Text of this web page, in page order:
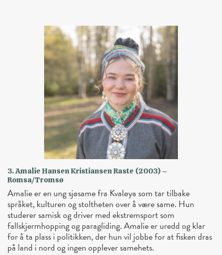
3. Amalie Hansen Kristiansen Raste (2003) –
Romsa/Tromsø
Amalie er en ung sjøsame fra Kvaløya som tar tilbake
språket, kulturen og stoltheten over å være same. Hun
studerer samisk og driver med ekstremsport som
fallskjermhopping og paragliding. Amalie er uredd og klar
for å ta plass i politikken, der hun vil jobbe for at fisken dras
på land i nord og ingen opplever samehets.